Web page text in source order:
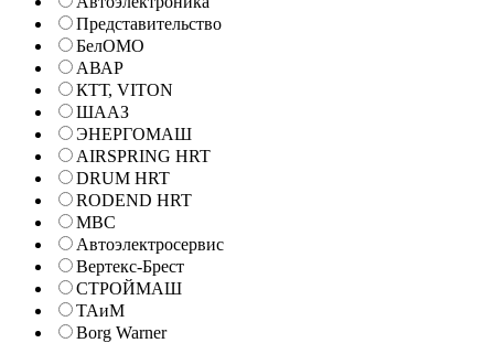
Представительство
БелОМО
АВАР
КТТ, VITON
ШААЗ
ЭНЕРГОМАШ
AIRSPRING HRT
DRUM HRT
RODEND HRT
МВС
Автоэлектросервис
Вертекс-Брест
СТРОЙМАШ
ТАиМ
Borg Warner